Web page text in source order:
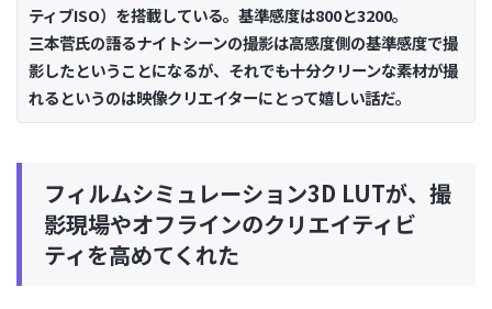
ティブISO）を搭載している。基準感度は800と3200。
三本菅氏の語るナイトシーンの撮影は高感度側の基準感度で撮
影したということになるが、それでも十分クリーンな素材が撮
れるというのは映像クリエイターにとって嬉しい話だ。
フィルムシミュレーション3D LUTが、撮
影現場やオフラインのクリエイティビ
ティを高めてくれた